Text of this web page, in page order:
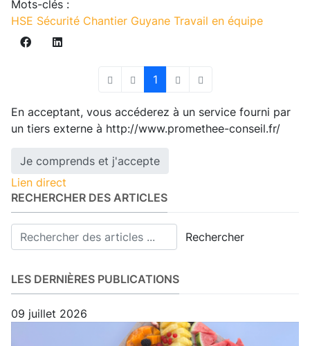
Mots-clés :
HSE Sécurité Chantier Guyane Travail en équipe
First Page
Previous Page
1
Next Page
Last Page
En acceptant, vous accéderez à un service fourni par
un tiers externe à http://www.promethee-conseil.fr/
Je comprends et j'accepte
Lien direct
RECHERCHER DES ARTICLES
Rechercher
LES DERNIÈRES PUBLICATIONS
09 juillet 2026